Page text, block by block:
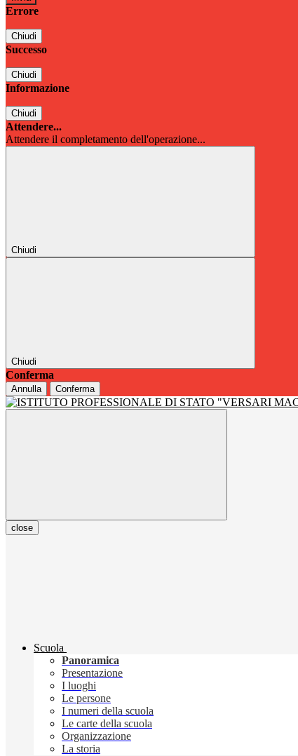
Errore
Chiudi
Successo
Chiudi
Informazione
Chiudi
Attendere...
Attendere il completamento dell'operazione...
Chiudi
Chiudi
Conferma
Annulla Conferma
close
Scuola
Panoramica
Presentazione
I luoghi
Le persone
I numeri della scuola
Le carte della scuola
Organizzazione
La storia